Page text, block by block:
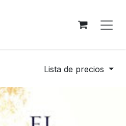
Lista de precios